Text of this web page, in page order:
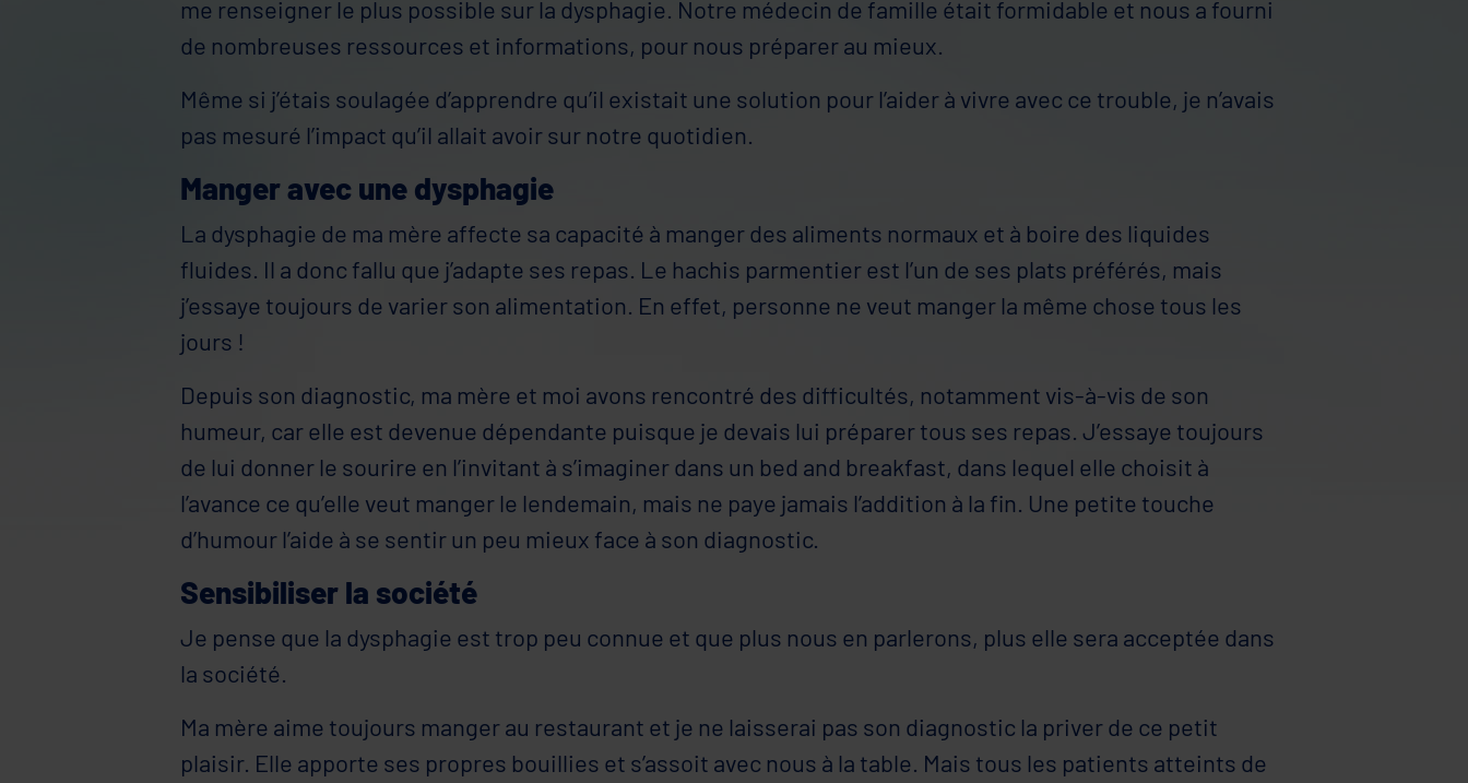
me renseigner le plus possible sur la dysphagie. Notre médecin de famille était formidable et nous a fourni
de nombreuses ressources et informations, pour nous préparer au mieux.
Même si j’étais soulagée d’apprendre qu’il existait une solution pour l’aider à vivre avec ce trouble, je n’avais
pas mesuré l’impact qu’il allait avoir sur notre quotidien.
Manger avec une dysphagie
La dysphagie de ma mère affecte sa capacité à manger des aliments normaux et à boire des liquides
fluides. Il a donc fallu que j’adapte ses repas. Le hachis parmentier est l’un de ses plats préférés, mais
j’essaye toujours de varier son alimentation. En effet, personne ne veut manger la même chose tous les
jours !
Depuis son diagnostic, ma mère et moi avons rencontré des difficultés, notamment vis-à-vis de son
humeur, car elle est devenue dépendante puisque je devais lui préparer tous ses repas. J’essaye toujours
de lui donner le sourire en l’invitant à s’imaginer dans un bed and breakfast, dans lequel elle choisit à
l’avance ce qu’elle veut manger le lendemain, mais ne paye jamais l’addition à la fin. Une petite touche
d’humour l’aide à se sentir un peu mieux face à son diagnostic.
Sensibiliser la société
Je pense que la dysphagie est trop peu connue et que plus nous en parlerons, plus elle sera acceptée dans
la société.
Ma mère aime toujours manger au restaurant et je ne laisserai pas son diagnostic la priver de ce petit
plaisir. Elle apporte ses propres bouillies et s’assoit avec nous à la table. Mais tous les patients atteints de